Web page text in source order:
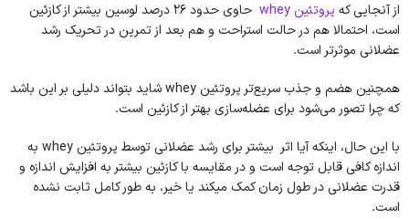
از آنجایی که پروتئین whey
حاوی حدود 26 درصد لوسین بیشتر از کازئین
است، احتمالا هم در حالت استراحت و هم بعد از تمرین در تحریک رشد
عضلانی موثرتر است.
همچنین هضم و جذب سریع‌تر پروتئین whey شاید بتواند دلیلی بر این باشد
که چرا تصور می‌شود برای عضله‌سازی بهتر از کازئین است.
با این حال، اینکه آیا اثر بیشتر برای رشد عضلانی توسط پروتئین whey به
اندازه کافی قابل توجه است و در مقایسه با کازئین بیشتر به افزایش اندازه و
قدرت عضلانی در طول زمان کمک میکند یا خیر، به طور کامل ثابت نشده
است.